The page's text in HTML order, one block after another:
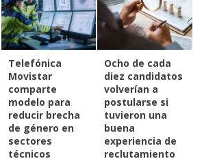
Telefónica
Movistar
comparte
modelo para
reducir brecha
de género en
sectores
técnicos
Ocho de cada
diez candidatos
volverían a
postularse si
tuvieron una
buena
experiencia de
reclutamiento